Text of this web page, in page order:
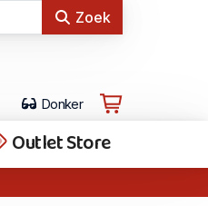
Zoek
Donker
Outlet Store